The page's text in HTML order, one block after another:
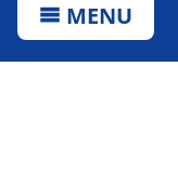
MENU